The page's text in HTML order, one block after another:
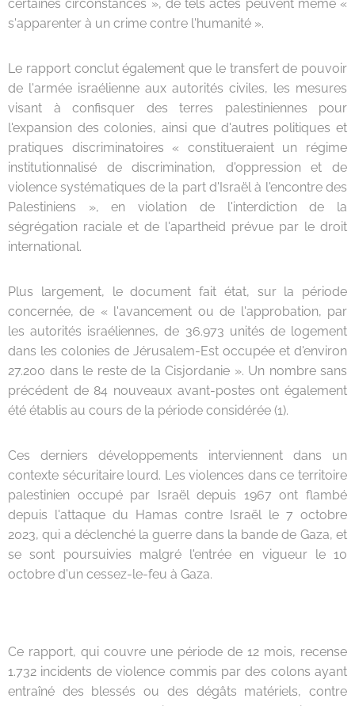
certaines circonstances », de tels actes peuvent même «
s'apparenter à un crime contre l'humanité ».
Le rapport conclut également que le transfert de pouvoir
de l'armée israélienne aux autorités civiles, les mesures
visant à confisquer des terres palestiniennes pour
l'expansion des colonies, ainsi que d'autres politiques et
pratiques discriminatoires « constitueraient un régime
institutionnalisé de discrimination, d'oppression et de
violence systématiques de la part d'Israël à l'encontre des
Palestiniens », en violation de l'interdiction de la
ségrégation raciale et de l'apartheid prévue par le droit
international.
Plus largement, le document fait état, sur la période
concernée, de « l'avancement ou de l'approbation, par
les autorités israéliennes, de 36.973 unités de logement
dans les colonies de Jérusalem-Est occupée et d'environ
27.200 dans le reste de la Cisjordanie ». Un nombre sans
précédent de 84 nouveaux avant-postes ont également
été établis au cours de la période considérée (1).
Ces derniers développements interviennent dans un
contexte sécuritaire lourd. Les violences dans ce territoire
palestinien occupé par Israël depuis 1967 ont flambé
depuis l'attaque du Hamas contre Israël le 7 octobre
2023, qui a déclenché la guerre dans la bande de Gaza, et
se sont poursuivies malgré l'entrée en vigueur le 10
octobre d'un cessez-le-feu à Gaza.
Ce rapport, qui couvre une période de 12 mois, recense
1.732 incidents de violence commis par des colons ayant
entraîné des blessés ou des dégâts matériels, contre